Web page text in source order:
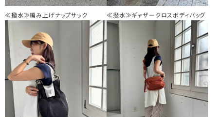
≪撥水≫編み上げナップサック ≪撥水≫ギャザークロスボディバッグ